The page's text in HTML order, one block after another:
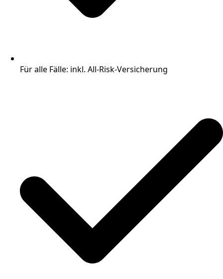
Für alle Fälle: inkl. All-Risk-Versicherung